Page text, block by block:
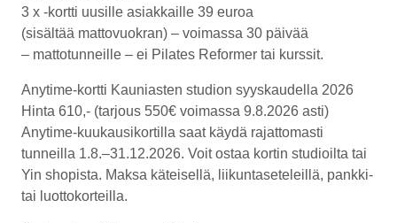
3 x -kortti uusille asiakkaille 39 euroa
(sisältää mattovuokran) – voimassa 30 päivää
– mattotunneille – ei Pilates Reformer tai kurssit.
Anytime-kortti Kauniasten studion syyskaudella 2026
Hinta 610,- (tarjous 550€ voimassa 9.8.2026 asti)
Anytime-kuukausikortilla saat käydä rajattomasti
tunneilla 1.8.–31.12.2026. Voit ostaa kortin studioilta tai
Yin shopista. Maksa käteisellä, liikunta­seteleillä, pankki-
tai luottokorteilla.